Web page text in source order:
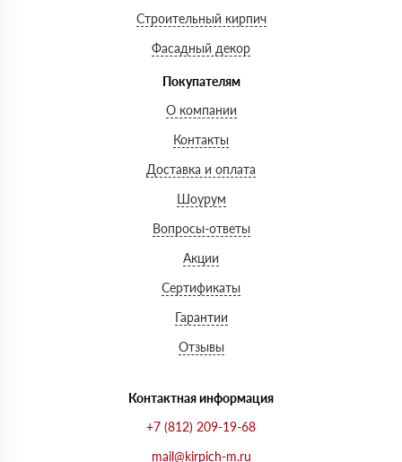
Строительный кирпич
Фасадный декор
Покупателям
О компании
Контакты
Доставка и оплата
Шоурум
Вопросы-ответы
Акции
Сертификаты
Гарантии
Отзывы
Контактная информация
+7 (812) 209-19-68
mail@kirpich-m.ru